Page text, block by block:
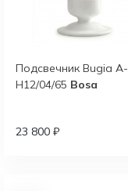
Подсвечник Bugia A-
H12/04/65 Bosa
23 800 ₽